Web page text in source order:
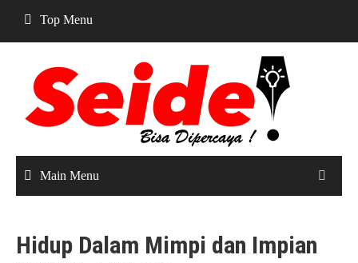
content
Top Menu
Main Menu
Hidup Dalam Mimpi dan Impian